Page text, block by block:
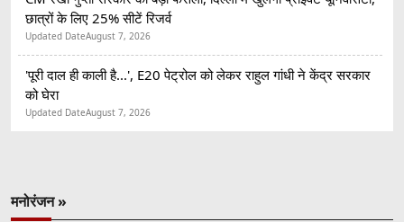
छात्रों के लिए 25% सीटें रिजर्व
Updated DateAugust 7, 2026
'पूरी दाल ही काली है...', E20 पेट्रोल को लेकर राहुल गांधी ने केंद्र सरकार
को घेरा
Updated DateAugust 7, 2026
मनोरंजन »